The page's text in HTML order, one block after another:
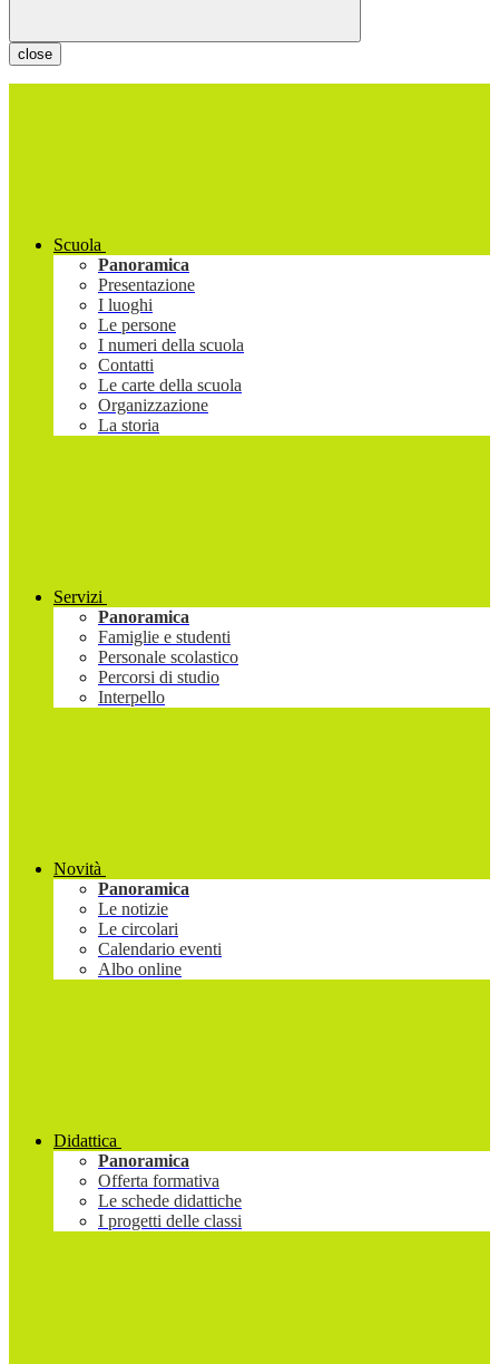
close
Scuola
Panoramica
Presentazione
I luoghi
Le persone
I numeri della scuola
Contatti
Le carte della scuola
Organizzazione
La storia
Servizi
Panoramica
Famiglie e studenti
Personale scolastico
Percorsi di studio
Interpello
Novità
Panoramica
Le notizie
Le circolari
Calendario eventi
Albo online
Didattica
Panoramica
Offerta formativa
Le schede didattiche
I progetti delle classi